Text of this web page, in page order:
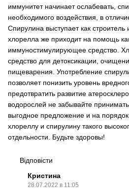
иммунитет начинает ослабевать,
необходимого воздействия, в
Спирулина выступает как
хлорелла же приходит на помощь
иммуностимулирующее средство.
средство для детоксикации,
пищеварения. Употребление
позволяет понизить уровень
предотвратить развитие
водорослей не забывайте
выгодное предложение и на
хлореллу и спирулину такого
отдельности. Будьте здоровы!
Відповісти
Кристина
28.07.2022 в 11:05